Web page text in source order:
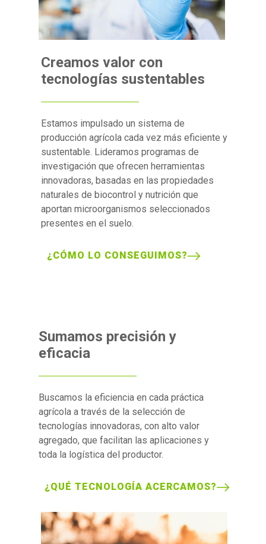
Creamos valor con
tecnologías sustentables
Estamos impulsado un sistema de
producción agrícola cada vez más eficiente y
sustentable. Lideramos programas de
investigación que ofrecen herramientas
innovadoras, basadas en las propiedades
naturales de biocontrol y nutrición que
aportan microorganismos seleccionados
presentes en el suelo.
¿CÓMO LO CONSEGUIMOS?
Sumamos precisión y
eficacia
Buscamos la eficiencia en cada práctica
agrícola a través de la selección de
tecnologías innovadoras, con alto valor
agregado, que facilitan las aplicaciones y
toda la logística del productor.
¿QUÉ TECNOLOGÍA ACERCAMOS?
Image